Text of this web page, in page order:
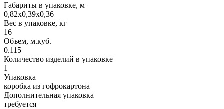
Габариты в упаковке, м
0,82х0,39х0,36
Вес в упаковке, кг
16
Объем, м.куб.
0.115
Количество изделий в упаковке
1
Упаковка
коробка из гофрокартона
Дополнительная упаковка
требуется